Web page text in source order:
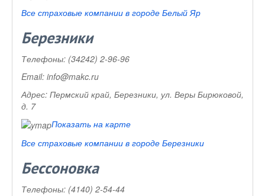
Все страховые компании в городе Белый Яр
Березники
Телефоны: (34242) 2-96-96
Email: info@makc.ru
Адрес: Пермский край, Березники, ул. Веры Бирюковой,
д. 7
Показать на карте
Все страховые компании в городе Березники
Бессоновка
Телефоны: (4140) 2-54-44